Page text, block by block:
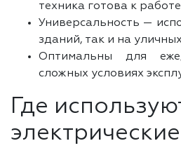
техника готова к
Универсальность —
зданий, так и на
Оптимальны для
сложных условиях
Где
электрические